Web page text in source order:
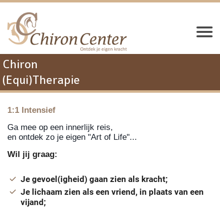
Chiron
(Equi)Therapie
1:1 Intensief
Ga mee op een innerlijk reis,
en ontdek zo je eigen "Art of Life"...
Wil jij graag:
Je gevoel(igheid) gaan zien als kracht;
Je lichaam zien als een vriend, in plaats van een
vijand;